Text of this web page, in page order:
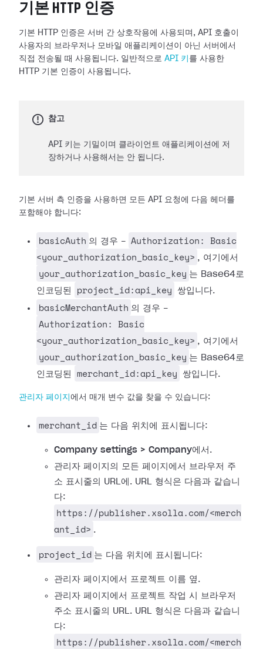
기본 HTTP 인증
기본 HTTP 인증은 서버 간 상호작용에 사용되며, API 호출이
사용자의 브라우저나 모바일 애플리케이션이 아닌 서버에서
직접 전송될 때 사용됩니다. 일반적으로 API 키 를 사용한
HTTP 기본 인증이 사용됩니다.
참고
API 키는 기밀이며 클라이언트 애플리케이션에 저
장하거나 사용해서는 안 됩니다.
기본 서버 측 인증을 사용하면 모든 API 요청에 다음 헤더를
포함해야 합니다:
basicAuth 의 경우 - Authorization: Basic
<your_authorization_basic_key> , 여기에서
your_authorization_basic_key 는 Base64로
인코딩된
project_id:api_key 쌍입니다.
basicMerchantAuth 의 경우 -
Authorization: Basic
<your_authorization_basic_key> , 여기에서
your_authorization_basic_key 는 Base64로
인코딩된
merchant_id:api_key 쌍입니다.
관리자 페이지 에서 매개 변수 값을 찾을 수 있습니다:
merchant_id 는 다음 위치에 표시됩니다:
Company settings > Company에서.
관리자 페이지의 모든 페이지에서 브라우저 주
소 표시줄의 URL에. URL 형식은 다음과 같습니
다:
https://publisher.xsolla.com/<merch
ant_id> .
project_id 는 다음 위치에 표시됩니다:
관리자 페이지에서 프로젝트 이름 옆.
관리자 페이지에서 프로젝트 작업 시 브라우저
주소 표시줄의 URL. URL 형식은 다음과 같습니
다:
https://publisher.xsolla.com/<merch